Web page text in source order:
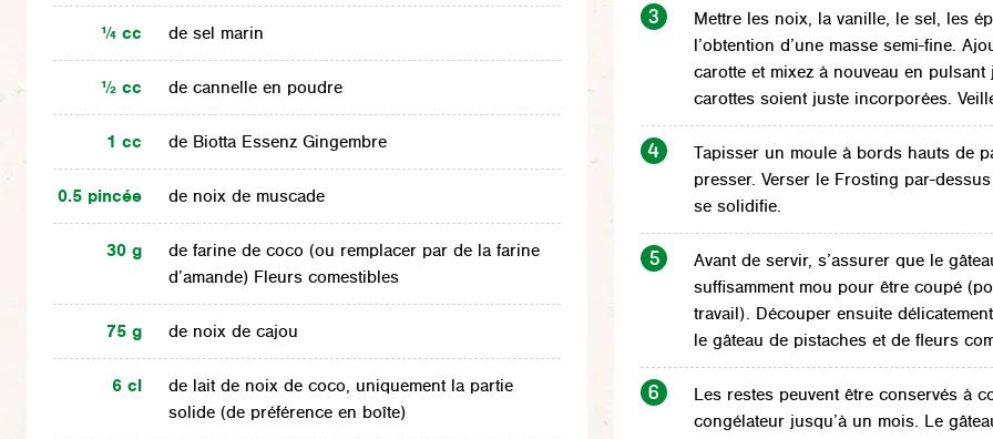
¼ cc de sel marin
½ cc de cannelle en poudre
1 cc de Biotta Essenz Gingembre
0.5 pincée de noix de muscade
30 g
de farine de coco (ou remplacer par de la farine
d’amande) Fleurs comestibles
75 g de noix de cajou
6 cl
de lait de noix de coco, uniquement la partie
solide (de préférence en boîte)
Mettre les noix, la vanille, le sel, les
l’obtention d’une masse semi-fine.
carotte et mixez à nouveau en
carottes soient juste incorporées.
Tapisser un moule à bords hauts de
presser. Verser le Frosting par-
se solidifie.
Avant de servir, s’assurer que le
suffisamment mou pour être coupé
travail). Découper ensuite
le gâteau de pistaches et de fleurs
Les restes peuvent être conservés à
congélateur jusqu’à un mois. Le